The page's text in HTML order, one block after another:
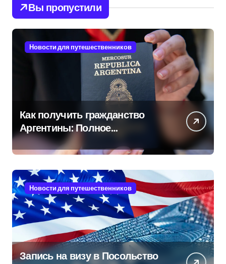
Вы пропустили
Новости для путешественников
Как получить гражданство
Аргентины: Полное
руководство
Новости для путешественников
Запись на визу в Посольство